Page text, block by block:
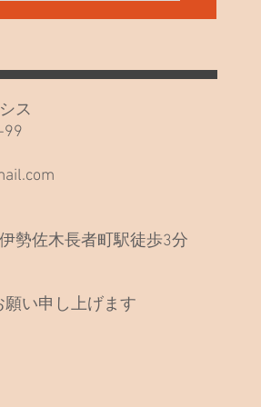
シス
99
佐木長者町駅徒歩3分
い申し上げます